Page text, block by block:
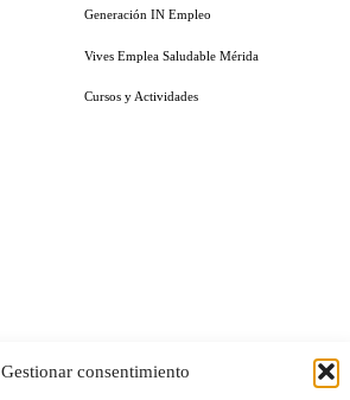
Gestionar consentimiento
Generación IN Empleo
Vives Emplea Saludable Mérida
Cursos y Actividades